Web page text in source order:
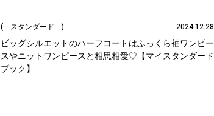
( スタンダード ) 2024.12.28
ビッグシルエットのハーフコートはふっくら袖ワンピー
スやニットワンピースと相思相愛♡【マイスタンダード
ブック】